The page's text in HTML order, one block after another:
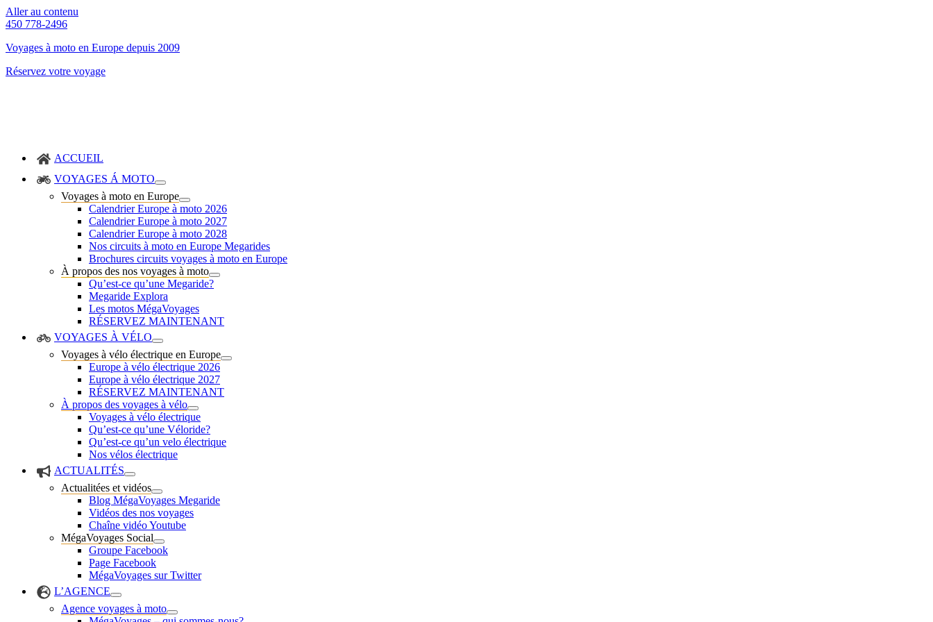
Aller au contenu
450 778-2496
Voyages à moto en Europe depuis 2009
Réservez votre voyage
ACCUEIL
VOYAGES Á MOTO
Voyages à moto en Europe
Calendrier Europe à moto 2026
Calendrier Europe à moto 2027
Calendrier Europe à moto 2028
Nos circuits à moto en Europe Megarides
Brochures circuits voyages à moto en Europe
À propos des nos voyages à moto
Qu’est-ce qu’une Megaride?
Megaride Explora
Les motos MégaVoyages
RÉSERVEZ MAINTENANT
VOYAGES À VÉLO
Voyages à vélo électrique en Europe
Europe à vélo électrique 2026
Europe à vélo électrique 2027
RÉSERVEZ MAINTENANT
À propos des voyages à vélo
Voyages à vélo électrique
Qu’est-ce qu’une Véloride?
Qu’est-ce qu’un velo électrique
Nos vélos électrique
ACTUALITÉS
Actualitées et vidéos
Blog MégaVoyages Megaride
Vidéos des nos voyages
Chaîne vidéo Youtube
MégaVoyages Social
Groupe Facebook
Page Facebook
MégaVoyages sur Twitter
L’AGENCE
Agence voyages à moto